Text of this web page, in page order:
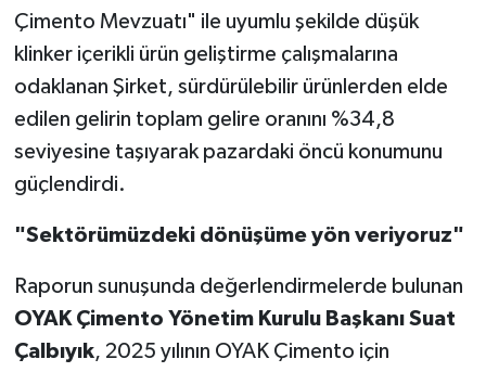
Çimento Mevzuatı" ile uyumlu şekilde düşük
klinker içerikli ürün geliştirme çalışmalarına
odaklanan Şirket, sürdürülebilir ürünlerden elde
edilen gelirin toplam gelire oranını %34,8
seviyesine taşıyarak pazardaki öncü konumunu
güçlendirdi.
"Sektörümüzdeki dönüşüme yön veriyoruz"
Raporun sunuşunda değerlendirmelerde bulunan
OYAK Çimento Yönetim Kurulu Başkanı Suat
Çalbıyık, 2025 yılının OYAK Çimento için